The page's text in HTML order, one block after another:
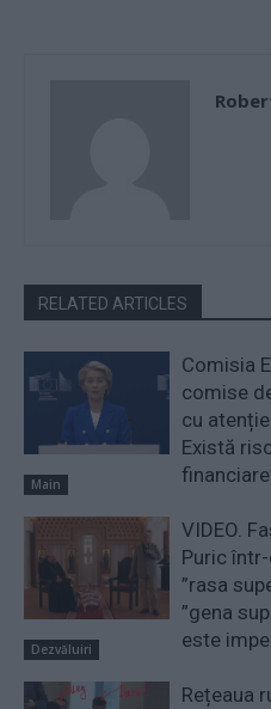
RELATED ARTICLES
Main
Comisia
comise
cu
Există
Dezvăluiri
VIDEO.
Puric
”rasa
”gena
este
Rețeaua